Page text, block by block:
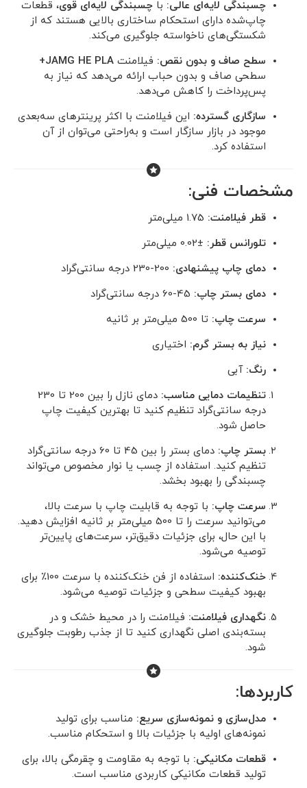
چسبندگی لایه‌ای عالی: با چسبندگی لایه‌ای قوی، قطعات
چاپ‌شده دارای استحکام ساختاری بالایی هستند که از
شکستگی‌های ناخواسته جلوگیری می‌کند.
سطح صاف و بدون نقص: فیلامنت JAMG HE PLA+
سطحی صاف و بدون حباب ارائه می‌دهد که نیاز به
پس‌پرداخت را کاهش می‌دهد.
سازگاری گسترده: این فیلامنت با اکثر پرینترهای سه‌بعدی
موجود در بازار سازگار است و به‌راحتی می‌توان از آن
استفاده کرد.
مشخصات فنی:
قطر فیلامنت:
تلورانس قطر: ±0.02 میلی‌متر
دمای چاپ پیشنهادی:
دمای بستر چاپ:
سرعت چاپ: تا 500 میلی‌متر بر ثانیه
نیاز به بستر گرم: اختیاری
رنگ‌: آبی
تنظیمات دمایی مناسب:
دمای نازل را بین 200 تا 230
درجه سانتی‌گراد تنظیم کنید تا بهترین کیفیت چاپ
حاصل شود.
بستر چاپ:
دمای بستر را بین 45 تا 60 درجه سانتی‌گراد
تنظیم کنید. استفاده از چسب یا نوار مخصوص می‌تواند
چسبندگی را بهبود بخشد.
سرعت چاپ: با توجه به قابلیت چاپ با سرعت بالا،
می‌توانید سرعت را تا 500 میلی‌متر بر ثانیه افزایش دهید.
با این حال، برای جزئیات دقیق‌تر، سرعت‌های پایین‌تر
توصیه می‌شود.
خنک‌کننده:
استفاده از فن خنک‌کننده با سرعت 100٪ برای
بهبود کیفیت سطحی و جزئیات توصیه می‌شود.
نگهداری فیلامنت: فیلامنت را در محیط خشک و در
بسته‌بندی اصلی نگهداری کنید تا از جذب رطوبت جلوگیری
شود.
کاربردها:
مدل‌سازی و نمونه‌سازی سریع: مناسب برای تولید
نمونه‌های اولیه با جزئیات بالا و استحکام مناسب.
قطعات مکانیکی: با توجه به مقاومت و چقرمگی بالا، برای
تولید قطعات مکانیکی کاربردی مناسب است.